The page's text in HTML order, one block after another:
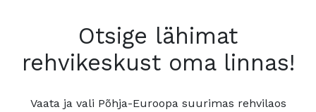
Otsige lähimat
rehvikeskust oma linnas!
Vaata ja vali Põhja-Euroopa suurimas rehvilaos